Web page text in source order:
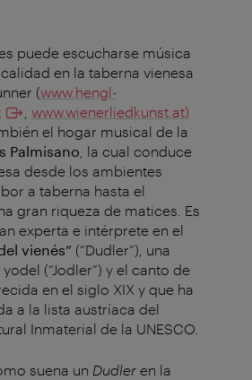
puede escucharse música
en la taberna vienesa
(www.hengl-
www.wienerliedkunst.at)
el hogar musical de la
Palmisano , la cual conduce
desde los ambientes
a taberna hasta el
gran riqueza de matices. Es
experta e intérprete en el
vienés” (“Dudler”), una
(“Jodler”) y el canto de
en el siglo XIX y que ha
a la lista austríaca del
Inmaterial de la UNESCO.
suena un Dudler en la